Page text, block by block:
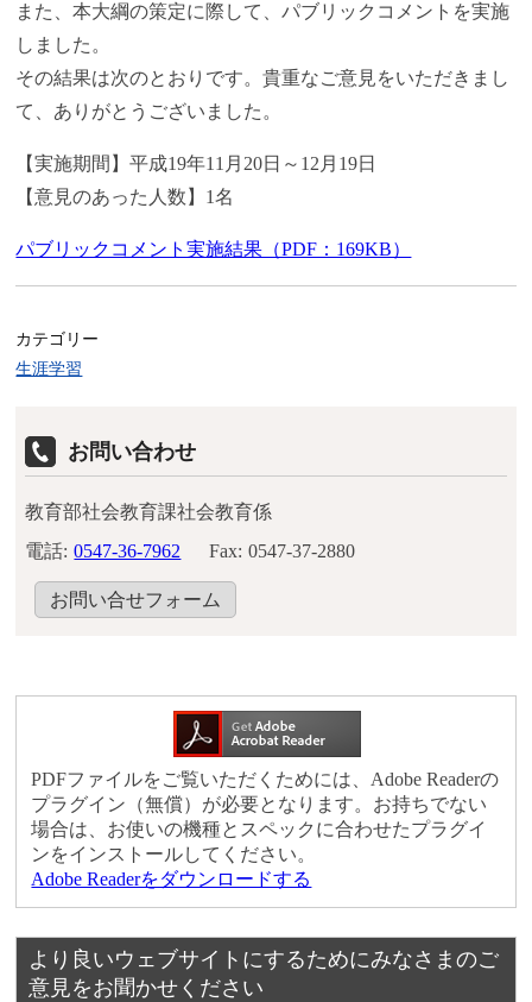
また、本大綱の策定に際して、パブリックコメントを実施
しました。
その結果は次のとおりです。貴重なご意見をいただきまし
て、ありがとうございました。
【実施期間】平成19年11月20日～12月19日
【意見のあった人数】1名
パブリックコメント実施結果（PDF：169KB）
カテゴリー
生涯学習
お問い合わせ
教育部社会教育課社会教育係
電話: 0547-36-7962 Fax: 0547-37-2880
お問い合せフォーム
PDFファイルをご覧いただくためには、Adobe Readerの
プラグイン（無償）が必要となります。お持ちでない
場合は、お使いの機種とスペックに合わせたプラグイ
ンをインストールしてください。
Adobe Readerをダウンロードする
より良いウェブサイトにするためにみなさまのご
意見をお聞かせください